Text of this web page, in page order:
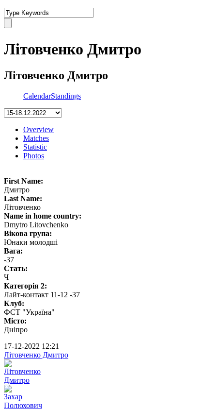
Літовченко Дмитро
Літовченко Дмитро
CalendarStandings
Overview
Matches
Statistic
Photos
First Name:
Дмитро
Last Name:
Літовченко
Name in home country:
Dmytro Litovchenko
Вікова група:
Юнаки молодші
Вага:
-37
Стать:
Ч
Категорія 2:
Лайт-контакт 11-12 -37
Клуб:
ФСТ "Україна"
Місто:
Дніпро
17-12-2022 12:21
Літовченко Дмитро